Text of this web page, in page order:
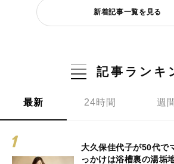
新着記事一覧を見る
記事ランキ
最新 24時間 週
大久保佳代子が50代で
っかけは浴槽裏の湯垢